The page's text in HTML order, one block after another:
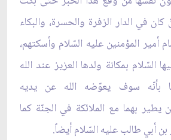
في الدار الزفرة والحسرة، والبكاء
أمير المؤمنين عليه السّلام وأسكتهم،
السّلام بمكانة ولدها العزيز عند الله
بأنّه سوف يعوّضه الله عن يديه
يطير بهما مع الملائكة في الجنّة كما
أبي طالب عليه السّلام أيضاً.